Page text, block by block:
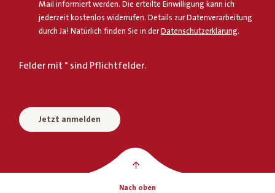
Mail informiert werden. Die erteilte Einwilligung kann ich
jederzeit kostenlos widerrufen. Details zur Datenverarbeitung
durch Ja! Natürlich finden Sie in der Datenschutzerklärung.
Felder mit * sind Pflichtfelder.
Jetzt anmelden
Nach oben